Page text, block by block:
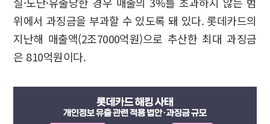
위에서 과징금을 부과할 수 있도록 돼 있다. 롯데카드의
지난해 매출액(2조7000억원)으로 추산한 최대 과징금
은 810억원이다.